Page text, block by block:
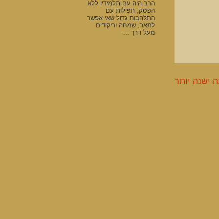
ישנה יותר
הרב היה עם תלמידיו ללא
הפסק, תפילות עם
התלהבות גדול שאי אפשר
לתאר, שמחה וריקודים
מעל דרך ...